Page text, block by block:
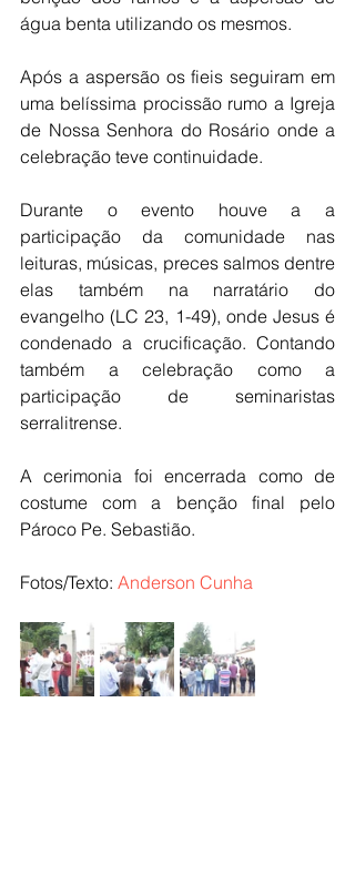
água benta utilizando os mesmos.
Após a aspersão os fieis seguiram em
uma belíssima procissão rumo a Igreja
de Nossa Senhora do Rosário onde a
celebração teve continuidade.
Durante o evento houve a a
participação da comunidade nas
leituras, músicas, preces salmos dentre
elas também na narratário do
evangelho (LC 23, 1-49), onde Jesus é
condenado a crucificação. Contando
também a celebração como a
participação de seminaristas
serralitrense.
A cerimonia foi encerrada como de
costume com a benção final pelo
Pároco Pe. Sebastião.
Fotos/Texto: Anderson Cunha